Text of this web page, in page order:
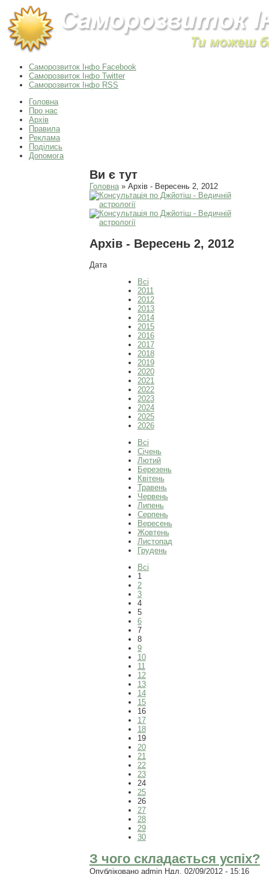
Саморозвиток Інфо Facebook
Саморозвиток Інфо Twitter
Саморозвиток Інфо RSS
Головна
Про нас
Архів
Правила
Реклама
Поділись
Допомога
Ви є тут
Головна» Архів - Вересень 2, 2012
Архів - Вересень 2, 2012
Дата
Всі
2011
2012
2013
2014
2015
2016
2017
2018
2019
2020
2021
2022
2023
2024
2025
2026
Всі
Січень
Лютий
Березень
Квітень
Травень
Червень
Липень
Серпень
Вересень
Жовтень
Листопад
Грудень
Всі
1
2
3
4
5
6
7
8
9
10
11
12
13
14
15
16
17
18
19
20
21
22
23
24
25
26
27
28
29
30
З чого складається успіх?
Опубліковано adminНдл, 02/09/2012 - 15:16